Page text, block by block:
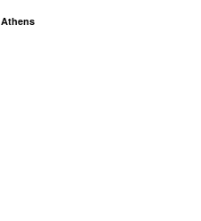
Athens